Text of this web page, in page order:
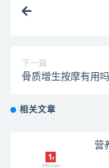
下一篇
骨质增生按摩有用
相关文章
营